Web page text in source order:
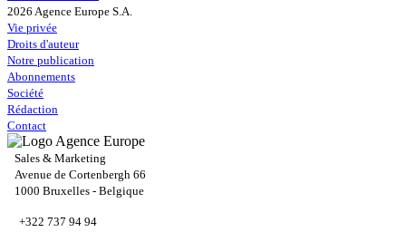
2026 Agence Europe S.A.
Vie privée
Droits d'auteur
Notre publication
Abonnements
Société
Rédaction
Contact
Sales & Marketing
Avenue de Cortenbergh 66
1000 Bruxelles - Belgique
+322 737 94 94